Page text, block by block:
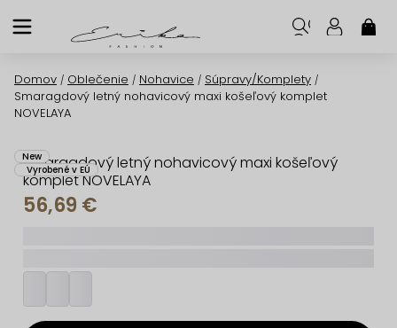
na
Domov / Oblečenie / Nohavice / Súpravy/Komplety /
Smaragdový letný nohavicový maxi košeľový komplet
NOVELAYA
Smaragdový letný nohavicový maxi košeľový
komplet NOVELAYA
New
Vyrobené v EÚ
56,69 €